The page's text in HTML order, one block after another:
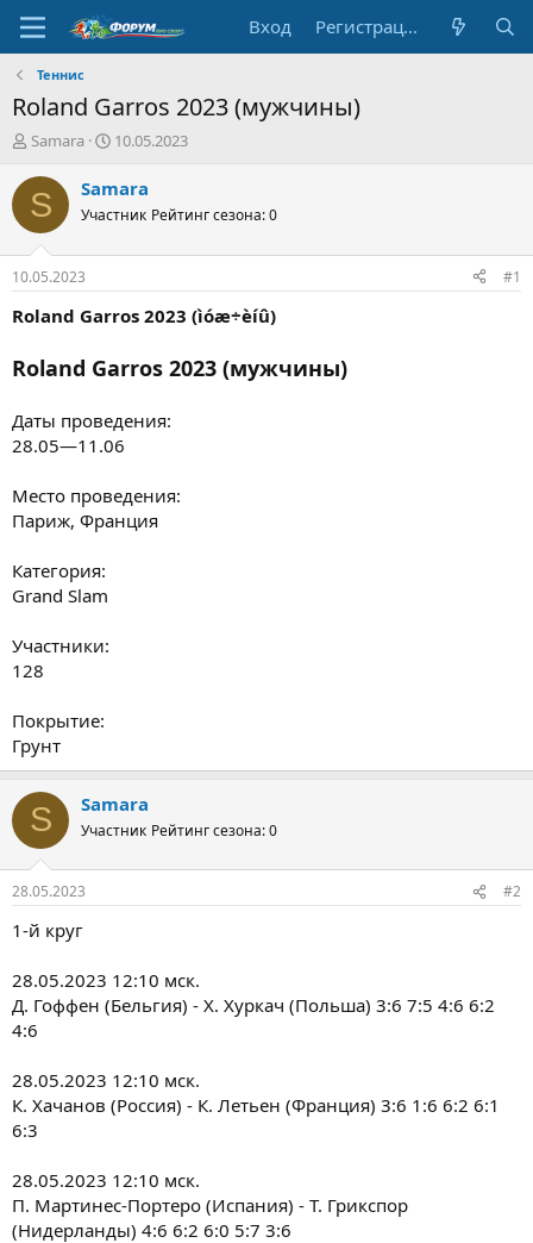
Вход Регистрация
Теннис
Roland Garros 2023 (мужчины)
А
т
о
т
е
м
ы
Samara
Д
т
н
а
л
10.05.2023
S Samara
Участник Рейтинг сезона: 0
10.05.2023 #1
Roland Garros 2023 (ìóæ÷èíû)
Roland Garros 2023 (мужчины)
Даты проведения:
28.05—11.06
Место проведения:
Париж, Франция
Категория:
Grand Slam
Участники:
128
Покрытие:
Грунт
S Samara
Участник Рейтинг сезона: 0
28.05.2023 #2
1-й круг
28.05.2023 12:10 мск.
Д. Гоффен (Бельгия) - Х. Хуркач (Польша) 3:6 7:5 4:6 6:2
4:6
28.05.2023 12:10 мск.
К. Хачанов (Россия) - К. Летьен (Франция) 3:6 1:6 6:2 6:1
6:3
28.05.2023 12:10 мск.
П. Мартинес-Портеро (Испания) - Т. Грикспор
(Нидерланды) 4:6 6:2 6:0 5:7 3:6